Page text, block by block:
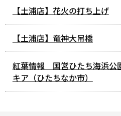
【土浦店】花火の打ち上げ
【土浦店】竜神大吊橋
紅葉情報 国営ひたち海浜
キア（ひたちなか市）